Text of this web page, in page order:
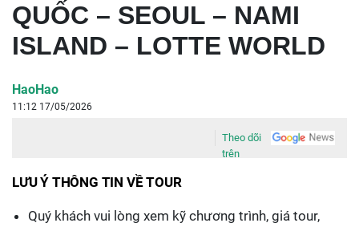
QUỐC – SEOUL – NAMI
ISLAND – LOTTE WORLD
HaoHao
11:12 17/05/2026
Theo dõi
trên
LƯU Ý THÔNG TIN VỀ TOUR
Quý khách vui lòng xem kỹ chương trình, giá tour,